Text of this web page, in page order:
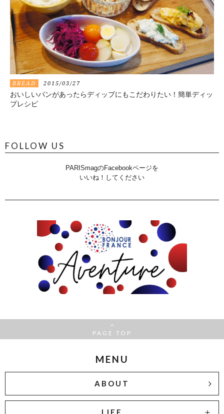
BREAD 2015/03/27
おいしいパンがあったらディップにもこだわりたい！簡単ディッ
プレシピ
FOLLOW US
PARISmagのFacebookページを
いいね！してください
PAGE TOP
MENU
ABOUT
LIFE